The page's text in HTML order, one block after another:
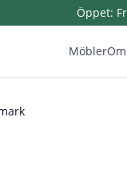
Öppet:
Möbler